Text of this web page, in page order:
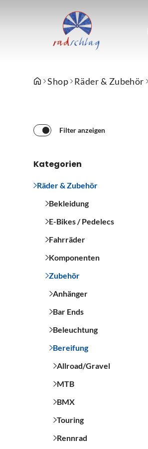
Shop Räder & Zubehör
Filter anzeigen
Kategorien
Räder & Zubehör
Bekleidung
E-Bikes / Pedelecs
Fahrräder
Komponenten
Zubehör
Anhänger
Bar Ends
Beleuchtung
Bereifung
Allroad/Gravel
MTB
BMX
Touring
Rennrad